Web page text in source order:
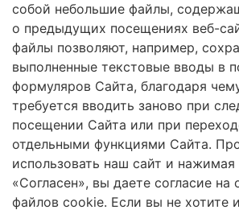
2026 Трансформация экосистем
Череповецкий Государственный Университет
ISSN 2619-0931 Online
Контент доступен под лицензиейCreative
License
Сетевое издание «Трансформация
собой небольшие файлы,
о предыдущих посещениях веб-
файлы позволяют, например,
выполненные текстовые вводы в
формуляров Сайта, благодаря
требуется вводить заново при
посещении Сайта или при
отдельными функциями Сайта.
использовать наш сайт и нажимая
«Согласен», вы даете согласие на
файлов cookie. Если вы не хотите